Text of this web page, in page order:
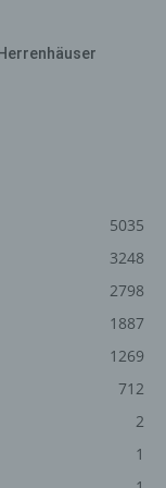
5035
3248
2798
1887
1269
712
2
1
sich auf der
Daten dabei
Die von der
Verwendung
und für
Der für die
die